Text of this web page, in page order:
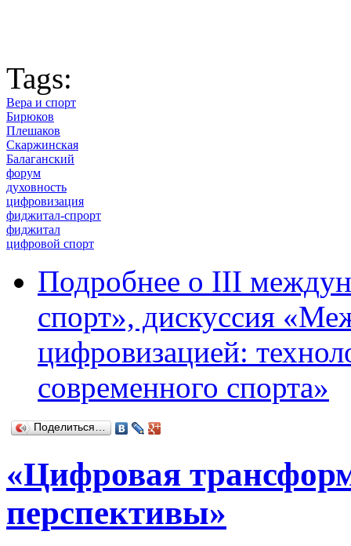
Tags:
Вера и спорт
Бирюков
Плешаков
Скаржинская
Балаганский
форум
духовность
цифровизация
фиджитал-спрорт
фиджитал
цифровой спорт
Подробнее о III
спорт», дискуссия
цифровизацией:
современного спорта»
Поделиться…
«Цифровая
перспективы»